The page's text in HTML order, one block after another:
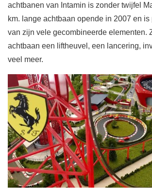
achtbanen van Intamin is zonder twijfel
km. lange achtbaan opende in 2007 en
van zijn vele gecombineerde elementen.
achtbaan een liftheuvel, een lancering,
veel meer.